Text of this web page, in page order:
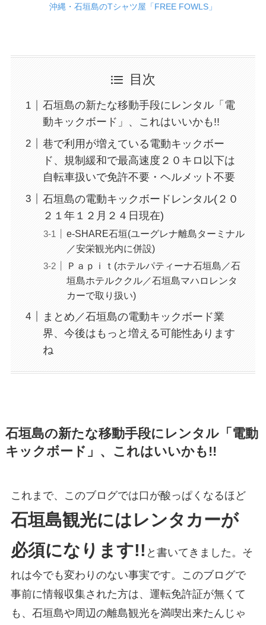
沖縄・石垣島のTシャツ屋「FREE FOWLS」
目次
石垣島の新たな移動手段にレンタル「電
動キックボード」、これはいいかも!!
巷で利用が増えている電動キックボー
ド、規制緩和で最高速度２０キロ以下は
自転車扱いで免許不要・ヘルメット不要
石垣島の電動キックボードレンタル(２０
２１年１２月２４日現在)
e-SHARE石垣(ユーグレナ離島ターミナル
／安栄観光内に併設)
Ｐａｐｉｔ(ホテルパティーナ石垣島／石
垣島ホテルククル／石垣島マハロレンタ
カーで取り扱い)
まとめ／石垣島の電動キックボード業
界、今後はもっと増える可能性あります
ね
石垣島の新たな移動手段にレンタル「電動
キックボード」、これはいいかも!!
これまで、このブログでは口が酸っぱくなるほど
石垣島観光にはレンタカーが
必須になります!! と書いてきました。そ
れは今でも変わりのない事実です。このブログで
事前に情報収集された方は、運転免許証が無くて
も、石垣島や周辺の離島観光を満喫出来たんじゃ